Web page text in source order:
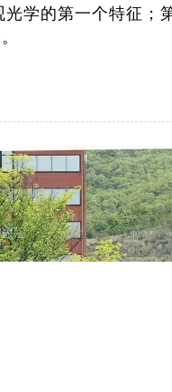
学的第一个特征；